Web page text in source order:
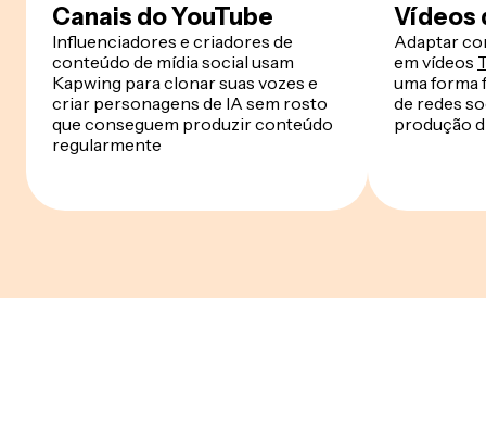
Canais do YouTube
Influenciadores e criadores de
conteúdo de mídia social usam
Kapwing para clonar suas vozes e
criar personagens de IA sem rosto
que conseguem produzir conteúdo
regularmente
Vídeos
Adaptar
em vídeos
uma forma
de redes
produção